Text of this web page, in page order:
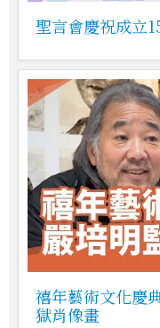
聖言會慶祝成立
禧年藝術文化慶
獄肖像畫